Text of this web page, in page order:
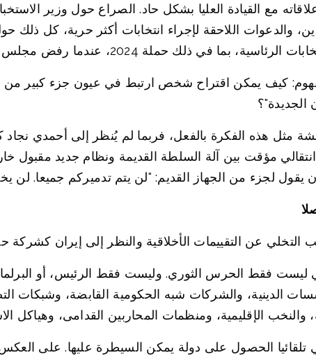
عام 2011، تدهورت علاقاته مع القيادة العليا بشكل حاد. الصراع حول
والدعوات اللاحقة لإجراء انتخابات أكثر حرية، كل
2024، عندما رفض مجلس صيانة الدستور ترشيحه مرة أخرى.
كيف يمكن اقتراح شخص ارتبط في عيون جزء كبير من
الجديدة"؟
مثل هذه الفكرة بالفعل، فربما لم يُنظر إلى أحمدي
انتقالي مؤقت بين آلة السلطة القديمة ونظام جديد
لجزء من الجهاز القديم: "لن يتم تدميركم جميعا. لن
عن التقييمات الأخلاقية والنظر إلى إيران كشركة
فقط الحرس الثوري. وليست فقط الرئيس، أو
الدينية، والشركات شبه الحكومية القابضة، وشبكات
والنخب الإقليمية، ومنظمات المحاربين القدامى، وهياكل
الحصول على دولة يمكن السيطرة عليها. على